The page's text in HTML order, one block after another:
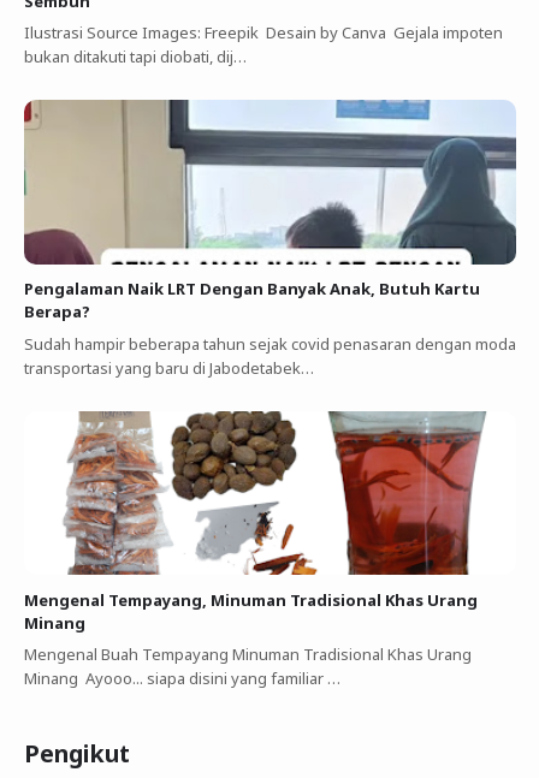
Ilustrasi Source Images: Freepik Desain by Canva Gejala impoten
bukan ditakuti tapi diobati, dij…
Pengalaman Naik LRT Dengan Banyak Anak, Butuh Kartu
Berapa?
Sudah hampir beberapa tahun sejak covid penasaran dengan moda
transportasi yang baru di Jabodetabek…
Mengenal Tempayang, Minuman Tradisional Khas Urang
Minang
Mengenal Buah Tempayang Minuman Tradisional Khas Urang
Minang Ayooo... siapa disini yang familiar …
Pengikut